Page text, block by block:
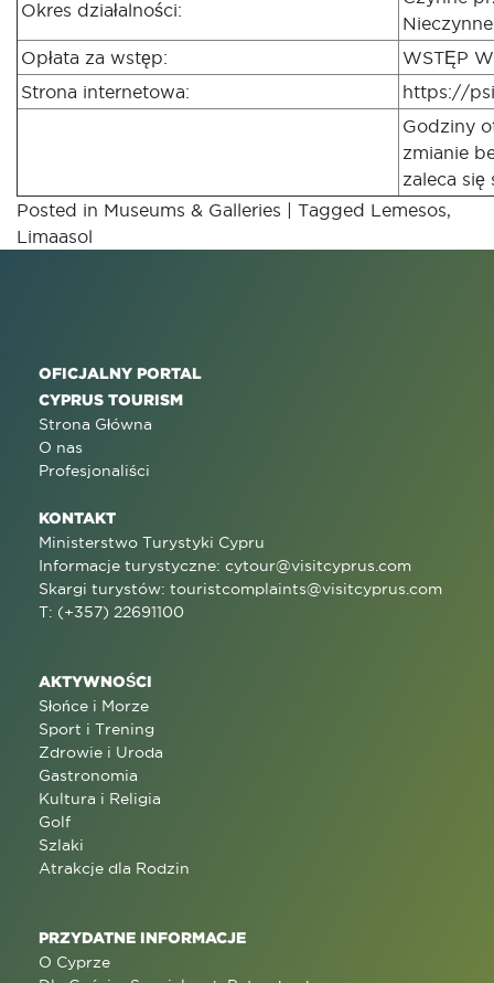
Okres działalności:
Opłata za wstęp:
WSTĘP
Strona internetowa:
https://
Godziny
zmianie
zaleca
Posted in Museums & Galleries | Tagged Lemesos,
Limaasol
OFICJALNY PORTAL
CYPRUS TOURISM
Strona Główna
O nas
Profesjonaliści
KONTAKT
Ministerstwo Turystyki Cypru
Informacje turystyczne: cytour@visitcyprus.com
Skargi turystów: touristcomplaints@visitcyprus.com
T: (+357) 22691100
AKTYWNOŚCI
Słońce i Morze
Sport i Trening
Zdrowie i Uroda
Gastronomia
Kultura i Religia
Golf
Szlaki
Atrakcje dla Rodzin
PRZYDATNE INFORMACJE
O Cyprze